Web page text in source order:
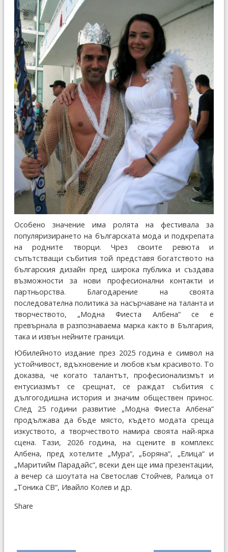
Особено значение има ролята на фестивала за
популяризирането на българската мода и подкрепата
на родните творци. Чрез своите ревюта и
съпътстващи събития той представя богатството на
българския дизайн пред широка публика и създава
възможности за нови професионални контакти и
партньорства. Благодарение на своята
последователна политика за насърчаване на таланта и
творчеството, „Модна Фиеста Албена“ се е
превърнала в разпознаваема марка както в България,
така и извън нейните граници.
Юбилейното издание през 2025 година е символ на
устойчивост, вдъхновение и любов към красивото. То
доказва, че когато талантът, професионализмът и
ентусиазмът се срещнат, се раждат събития с
дългогодишна история и значим обществен принос.
След 25 години развитие „Модна Фиеста Албена“
продължава да бъде място, където модата среща
изкуството, а творчеството намира своята най-ярка
сцена. Тази, 2026 година, на сцените в комплекс
Албена, пред хотелите „Мура“, „Боряна“, „Елица“ и
„Маритийм Парадайс“, всеки ден ще има презентации,
а вечер са шоутата на Светослав Стойчев, Ралица от
„Тоника СВ“, Ивайло Колев и др.
Share